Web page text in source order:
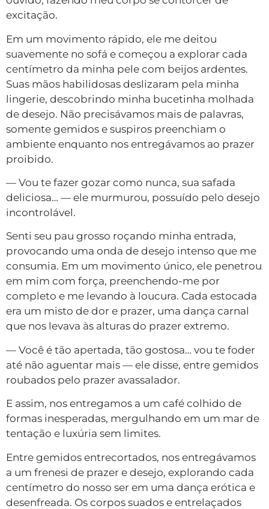
excitação.
Em um movimento rápido, ele me deitou
suavemente no sofá e começou a explorar cada
centímetro da minha pele com beijos ardentes.
Suas mãos habilidosas deslizaram pela minha
lingerie, descobrindo minha bucetinha molhada
de desejo. Não precisávamos mais de palavras,
somente gemidos e suspiros preenchiam o
ambiente enquanto nos entregávamos ao prazer
proibido.
— Vou te fazer gozar como nunca, sua safada
deliciosa… — ele murmurou, possuído pelo desejo
incontrolável.
Senti seu pau grosso roçando minha entrada,
provocando uma onda de desejo intenso que me
consumia. Em um movimento único, ele penetrou
em mim com força, preenchendo-me por
completo e me levando à loucura. Cada estocada
era um misto de dor e prazer, uma dança carnal
que nos levava às alturas do prazer extremo.
— Você é tão apertada, tão gostosa… vou te foder
até não aguentar mais — ele disse, entre gemidos
roubados pelo prazer avassalador.
E assim, nos entregamos a um café colhido de
formas inesperadas, mergulhando em um mar de
tentação e luxúria sem limites.
Entre gemidos entrecortados, nos entregávamos
a um frenesi de prazer e desejo, explorando cada
centímetro do nosso ser em uma dança erótica e
desenfreada. Os corpos suados e entrelaçados